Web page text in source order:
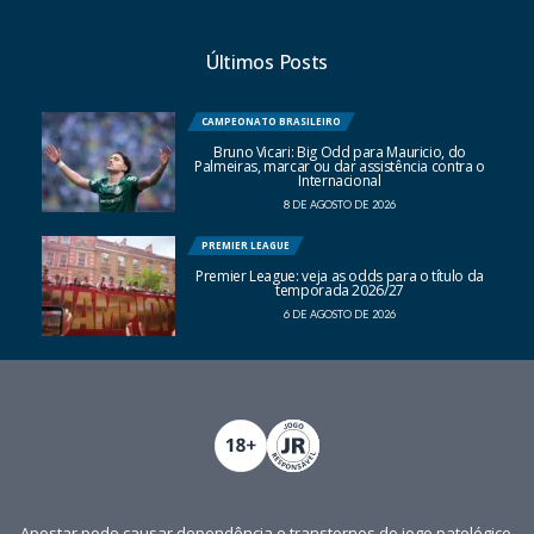
Últimos Posts
CAMPEONATO BRASILEIRO
Bruno Vicari: Big Odd para Mauricio, do
Palmeiras, marcar ou dar assistência contra o
Internacional
8 DE AGOSTO DE 2026
PREMIER LEAGUE
Premier League: veja as odds para o título da
temporada 2026/27
6 DE AGOSTO DE 2026